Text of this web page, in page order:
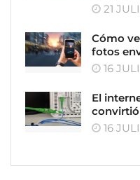
21
Cómo
fotos
16
El
16